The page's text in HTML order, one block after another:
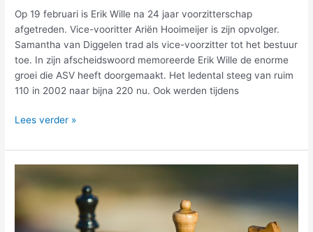
Op 19 februari is Erik Wille na 24 jaar voorzitterschap
afgetreden. Vice-vooritter Ariën Hooimeijer is zijn opvolger.
Samantha van Diggelen trad als vice-voorzitter tot het bestuur
toe. In zijn afscheidswoord memoreerde Erik Wille de enorme
groei die ASV heeft doorgemaakt. Het ledental steeg van ruim
110 in 2002 naar bijna 220 nu. Ook werden tijdens
Lees verder »
uitslagen
december